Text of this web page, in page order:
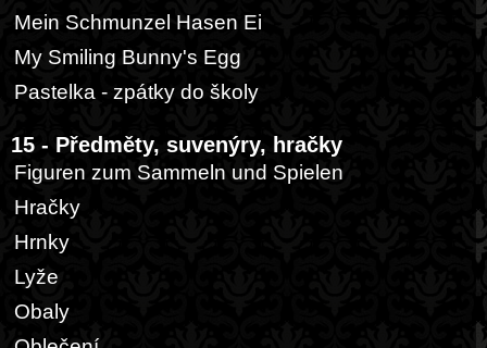
Mein Schmunzel Hasen Ei
My Smiling Bunny's Egg
Pastelka - zpátky do školy
15 - Předměty, suvenýry, hračky
Figuren zum Sammeln und Spielen
Hračky
Hrnky
Lyže
Obaly